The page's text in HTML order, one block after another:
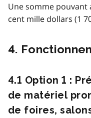
Une somme pouvant
cent mille dollars (1
4.
4.1 Option 1 :
de matériel
de foires,